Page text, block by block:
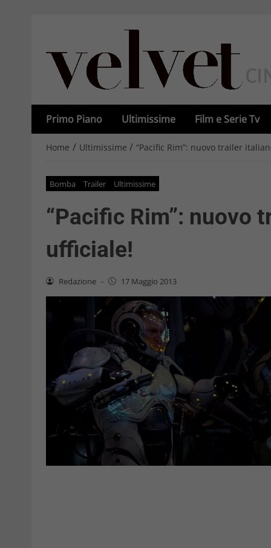
Primo Piano Ultimissime Film e Serie Tv
Home / Ultimissime / “Pacific Rim”: nuovo trailer
Bomba Trailer Ultimissime
“Pacific Rim”: nuovo
ufficiale!
Redazione - 17 Maggio 2013